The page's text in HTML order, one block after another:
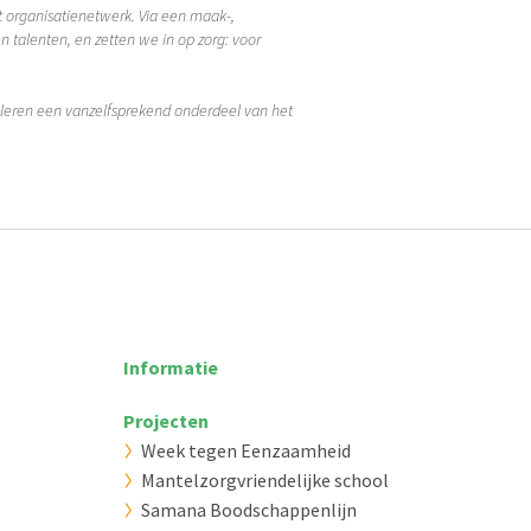
Via een maak-,
talenten, en zetten we in op zorg: voor
een vanzelfsprekend onderdeel van het
Informatie
Projecten
Week tegen Eenzaamheid
Mantelzorgvriendelijke school
Samana Boodschappenlijn